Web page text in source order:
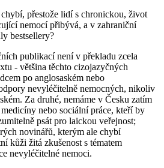
přestože lidí s chronickou, život
nemocí přibývá, a v zahraniční
bestsellery?
publikací není v překladu zcela
- většina těchto cizojazyčných
po anglosaském nebo
nevyléčitelně nemocných, nikoliv
Za druhé, nemáme v Česku zatím
nebo sociální práce, kteří by
psát pro laickou veřejnost;
novinářů, kterým ale chybí
kůži žitá zkušenost s tématem
nevyléčitelné nemoci.